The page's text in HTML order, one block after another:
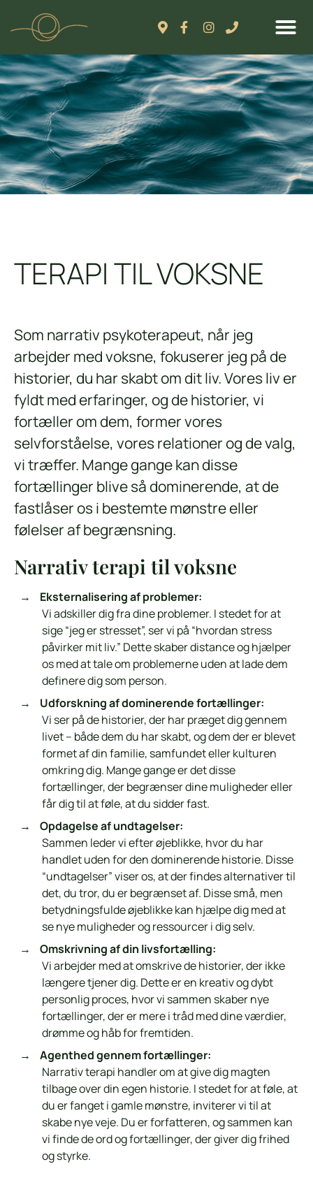
TERAPI TIL VOKSNE
Som narrativ psykoterapeut, når jeg
arbejder med voksne, fokuserer jeg på de
historier, du har skabt om dit liv. Vores liv er
fyldt med erfaringer, og de historier, vi
fortæller om dem, former vores
selvforståelse, vores relationer og de valg,
vi træffer. Mange gange kan disse
fortællinger blive så dominerende, at de
fastlåser os i bestemte mønstre eller
følelser af begrænsning.
Narrativ terapi til voksne
Eksternalisering af problemer:
Vi adskiller dig fra dine problemer. I stedet for at
sige “jeg er stresset”, ser vi på “hvordan stress
påvirker mit liv.” Dette skaber distance og hjælper
os med at tale om problemerne uden at lade dem
definere dig som person.
Udforskning af dominerende fortællinger:
Vi ser på de historier, der har præget dig gennem
livet – både dem du har skabt, og dem der er blevet
formet af din familie, samfundet eller kulturen
omkring dig. Mange gange er det disse
fortællinger, der begrænser dine muligheder eller
får dig til at føle, at du sidder fast.
Opdagelse af undtagelser:
Sammen leder vi efter øjeblikke, hvor du har
handlet uden for den dominerende historie. Disse
“undtagelser” viser os, at der findes alternativer til
det, du tror, du er begrænset af. Disse små, men
betydningsfulde øjeblikke kan hjælpe dig med at
se nye muligheder og ressourcer i dig selv.
Omskrivning af din livsfortælling:
Vi arbejder med at omskrive de historier, der ikke
længere tjener dig. Dette er en kreativ og dybt
personlig proces, hvor vi sammen skaber nye
fortællinger, der er mere i tråd med dine værdier,
drømme og håb for fremtiden.
Agenthed gennem fortællinger:
Narrativ terapi handler om at give dig magten
tilbage over din egen historie. I stedet for at føle, at
du er fanget i gamle mønstre, inviterer vi til at
skabe nye veje. Du er forfatteren, og sammen kan
vi finde de ord og fortællinger, der giver dig frihed
og styrke.